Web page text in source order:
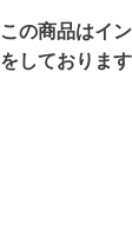
この商品はイ
をしております